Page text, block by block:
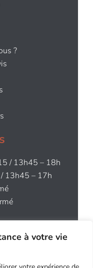
à votre vie
?
/ 13h45 – 18h
13h45 – 17h